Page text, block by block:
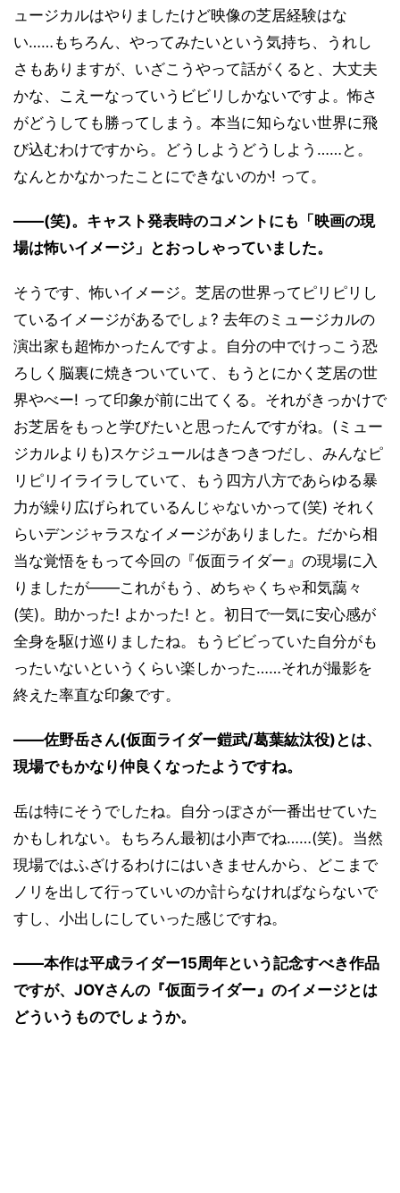
ュージカルはやりましたけど映像の芝居経験はな
い……もちろん、やってみたいという気持ち、うれし
さもありますが、いざこうやって話がくると、大丈夫
かな、こえーなっていうビビリしかないですよ。怖さ
がどうしても勝ってしまう。本当に知らない世界に飛
び込むわけですから。どうしようどうしよう……と。
なんとかなかったことにできないのか! って。
――(笑)。キャスト発表時のコメントにも「映画の現
場は怖いイメージ」とおっしゃっていました。
そうです、怖いイメージ。芝居の世界ってピリピリし
ているイメージがあるでしょ? 去年のミュージカルの
演出家も超怖かったんですよ。自分の中でけっこう恐
ろしく脳裏に焼きついていて、もうとにかく芝居の世
界やべー! って印象が前に出てくる。それがきっかけで
お芝居をもっと学びたいと思ったんですがね。(ミュー
ジカルよりも)スケジュールはきつきつだし、みんなピ
リピリイライラしていて、もう四方八方であらゆる暴
力が繰り広げられているんじゃないかって(笑) それく
らいデンジャラスなイメージがありました。だから相
当な覚悟をもって今回の『仮面ライダー』の現場に入
りましたが――これがもう、めちゃくちゃ和気藹々
(笑)。助かった! よかった! と。初日で一気に安心感が
全身を駆け巡りましたね。もうビビっていた自分がも
ったいないというくらい楽しかった……それが撮影を
終えた率直な印象です。
――佐野岳さん(仮面ライダー鎧武/葛葉紘汰役)とは、
現場でもかなり仲良くなったようですね。
岳は特にそうでしたね。自分っぽさが一番出せていた
かもしれない。もちろん最初は小声でね……(笑)。当然
現場ではふざけるわけにはいきませんから、どこまで
ノリを出して行っていいのか計らなければならないで
すし、小出しにしていった感じですね。
――本作は平成ライダー15周年という記念すべき作品
ですが、JOYさんの『仮面ライダー』のイメージとは
どういうものでしょうか。